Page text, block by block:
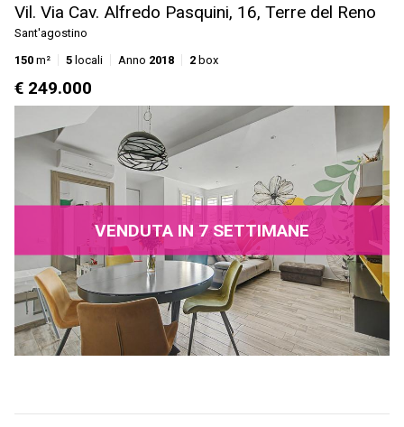
Vil. Via Cav. Alfredo Pasquini, 16, Terre del Reno
Sant'agostino
150 m² 5 locali Anno 2018 2 box
€ 249.000
VENDUTA IN 7 SETTIMANE